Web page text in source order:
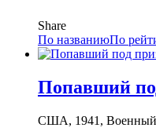
Share
По названиюПо
Попавший
США, 1941,